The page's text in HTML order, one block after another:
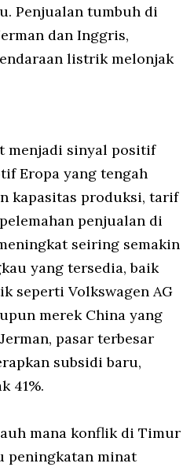
Penjualan tumbuh di
dan Inggris,
listrik melonjak
menjadi sinyal positif
Eropa yang tengah
kapasitas produksi, tarif
penjualan di
seiring semakin
yang tersedia, baik
seperti Volkswagen AG
merek China yang
pasar terbesar
subsidi baru,
41%.
mana konflik di Timur
peningkatan minat